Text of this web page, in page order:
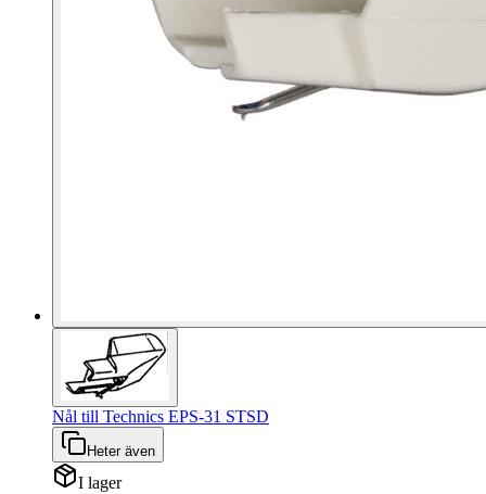
Nål till Technics EPS-31 STSD
Heter även
I lager